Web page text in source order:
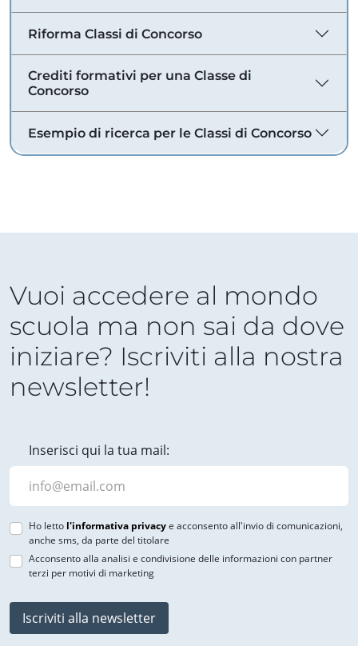
Riforma Classi di Concorso
Crediti formativi per una Classe di
Concorso
Esempio di ricerca per le Classi di Concorso
Vuoi accedere al mondo
scuola ma non sai da dove
iniziare? Iscriviti alla nostra
newsletter!
Inserisci qui la tua mail:
Ho letto l'informativa privacye acconsento all'invio di comunicazioni,
anche sms, da parte del titolare
Acconsento alla analisi e condivisione delle informazioni con partner
terzi per motivi di marketing
Iscriviti alla newsletter